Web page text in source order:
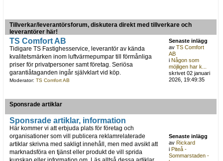
Tillverkar/leverantörsforum, diskutera direkt med tillverkare och
leverantörer här!
TS Comfort AB
Tidigare TS Fastighesservice, leverantör av kända
kvalitetsmärken inom luftvärmepumpar till förmånliga
priser för privatpersoner samt företag. Seriösa
garantiåtaganden ingår självklart vid köp.
Moderator: TS Comfort AB
Senaste inlägg
avTS Comfort
AB
iNågon som
möjligen har k...
skrivet 02 januari
2026, 19:49:35
Sponsrade artiklar
Sponsrade artiklar, information
Här kommer vi att erbjuda plats för företag och
organisationer som vill publicera reklamrelaterade
artiklar skrivna med sakligt innehåll, men med avsikt att
marknadsföra en tjänst eller produkt de vill sprida
Senaste inlägg
avRickard
iPiteå -
Sommarstaden -